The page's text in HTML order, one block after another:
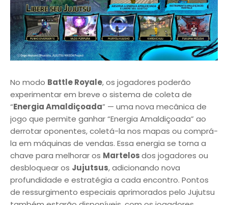
No modo Battle Royale, os jogadores poderão
experimentar em breve o sistema de coleta de
“Energia Amaldiçoada” — uma nova mecânica de
jogo que permite ganhar “Energia Amaldiçoada” ao
derrotar oponentes, coletá-la nos mapas ou comprá-
la em máquinas de vendas. Essa energia se torna a
chave para melhorar os Martelosdos jogadores ou
desbloquear os Jujutsus, adicionando nova
profundidade e estratégia a cada encontro. Pontos
de ressurgimento especiais aprimorados pelo Jujutsu